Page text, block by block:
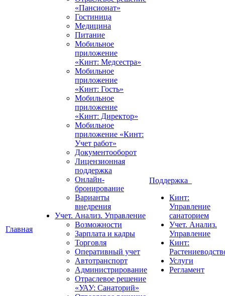
Главная
«Пансионат»
Гостиница
Медицина
Питание
Мобильное
приложение
«Кинт: Медсестра»
Мобильное
приложение
«Кинт: Гость»
Мобильное
приложение
«Кинт: Директор»
Мобильное
приложение «Кинт:
Учет работ»
Документооборот
Лицензионная
поддержка
Онлайн-
бронирование
Варианты
внедрения
Учет. Анализ. Управление
Возможности
Зарплата и кадры
Торговля
Оперативный учет
Автотранспорт
Администрирование
Отраслевое решение
«УАУ: Санаторий»
Поддержка
Кинт:
Управление
санаторием
Учет. Анализ.
Управление
Кинт:
Услуги
Регламент